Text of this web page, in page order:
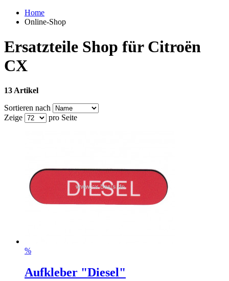
Home
Online-Shop
Ersatzteile Shop für Citroën
CX
13 Artikel
Sortieren nach
Zeige
pro Seite
%
Aufkleber "Diesel"